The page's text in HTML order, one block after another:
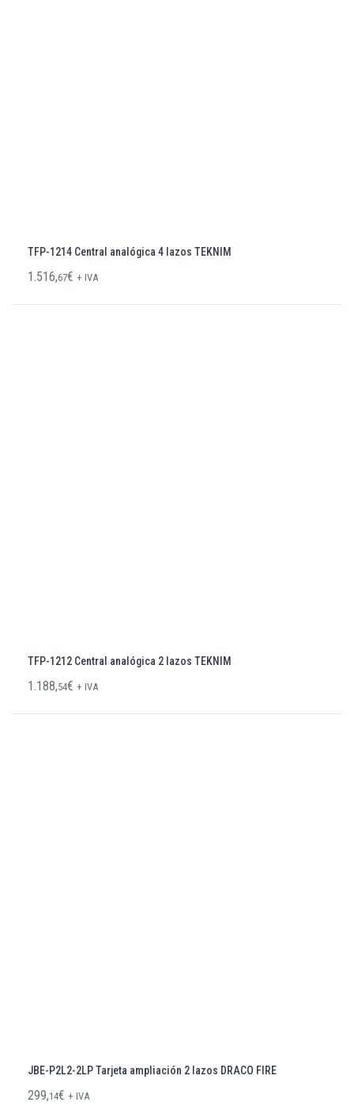
TFP-1214 Central analógica 4 lazos TEKNIM
1.516,67€ + IVA
TFP-1212 Central analógica 2 lazos TEKNIM
1.188,54€ + IVA
JBE-P2L2-2LP Tarjeta ampliación 2 lazos DRACO FIRE
299,14€ + IVA